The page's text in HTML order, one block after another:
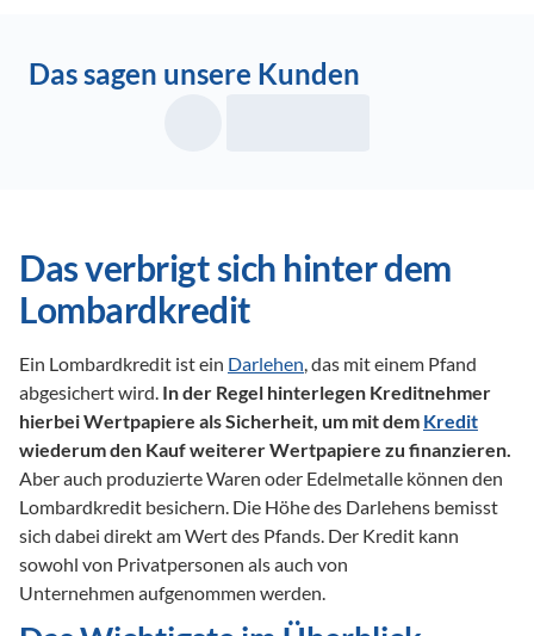
Das sagen unsere Kunden
Das verbrigt sich hinter dem
Lombardkredit
Ein Lombardkredit ist ein Darlehen, das mit einem Pfand
abgesichert wird. In der Regel hinterlegen Kreditnehmer
hierbei Wertpapiere als Sicherheit, um mit dem Kredit
wiederum den Kauf weiterer Wertpapiere zu finanzieren.
Aber auch produzierte Waren oder Edelmetalle können den
Lombardkredit besichern. Die Höhe des Darlehens bemisst
sich dabei direkt am Wert des Pfands. Der Kredit kann
sowohl von Privatpersonen als auch von
Unternehmen aufgenommen werden.